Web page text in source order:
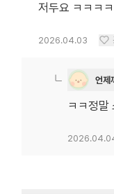
저두요 ㅋㅋㅋ
2026.04.03
언제
ㅋㅋ정말